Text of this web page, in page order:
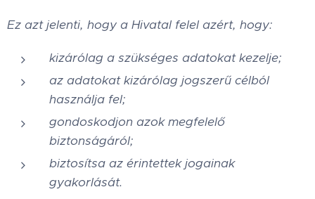
Ez azt jelenti, hogy a Hivatal felel azért, hogy:
kizárólag a szükséges adatokat kezelje;
az adatokat kizárólag jogszerű célból
használja fel;
gondoskodjon azok megfelelő
biztonságáról;
biztosítsa az érintettek jogainak
gyakorlását.